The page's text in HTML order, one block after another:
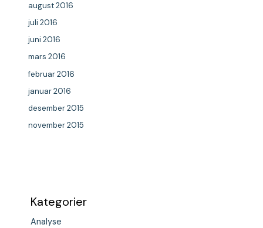
august 2016
juli 2016
juni 2016
mars 2016
februar 2016
januar 2016
desember 2015
november 2015
Kategorier
Analyse